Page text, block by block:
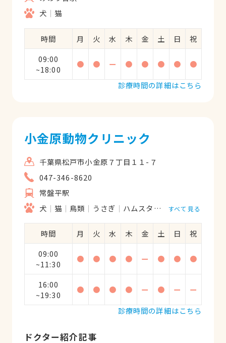
犬
猫
時間 月 火 水 木 金 土 日
祝
09:00
~18:00
● ● ー ● ● ● ●
●
診療時間の詳細はこちら
小金原動物クリニック
千葉県松戸市小金原７丁目１１-７
047-346-8620
常盤平駅
犬
猫 鳥類 うさぎ ハムスター フェレット
すべて見る
時間 月 火 水 木 金 土 日
祝
09:00
~11:30
● ● ● ● ー ● ● ●
16:00
~19:30
● ● ● ● ー ● ー
ー
診療時間の詳細はこちら
ドクター紹介記事